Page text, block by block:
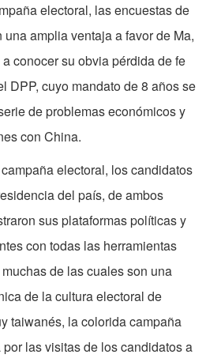
electoral, las encuestas de
amplia ventaja a favor de Ma,
conocer su obvia pérdida de fe
DPP, cuyo mandato de 8 años se
de problemas económicos y
con China.
electoral, los candidatos
del país, de ambos
sus plataformas políticas y
con todas las herramientas
de las cuales son una
de la cultura electoral de
taiwanés, la colorida campaña
las visitas de los candidatos a